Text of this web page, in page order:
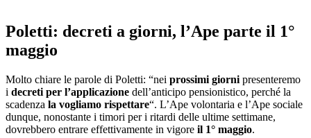
Poletti: decreti a giorni, l’Ape parte il 1°
maggio
Molto chiare le parole di Poletti: “nei prossimi giorni presenteremo
i decreti per l’applicazione dell’anticipo pensionistico, perché la
scadenza la vogliamo rispettare“. L’Ape volontaria e l’Ape sociale
dunque, nonostante i timori per i ritardi delle ultime settimane,
dovrebbero entrare effettivamente in vigore il 1° maggio.